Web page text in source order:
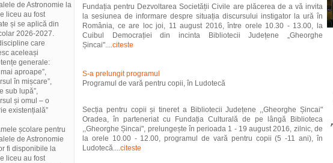
de Astronomie la
liceu au fost
și se aplică din
2026-2027.
care
aceleași
generale:
aproape”,
în mișcare”,
sub lupă”,
și omul – o
existențială”
școlare pentru
de Astronomie
fi disponibile la
liceu au fost
Fundația pentru Dezvoltarea Societății Civile are plăcerea de a vă invita
la sesiunea de informare despre situația discursului instigator la ură în
România, ce are loc joi, 11 august 2016, între orele 10.30 - 13.00, la
Cuibul Democrației din incinta Bibliotecii Județene „Gheorghe
Șincai"....citeste
S-a prelungit programul
Programul de vară pentru copii, în Ludotecă
Secția pentru copii și tineret a Bibliotecii Județene ,,Gheorghe Șincai"
Oradea, în parteneriat cu Fundația Culturală de pe lângă Biblioteca
,,Gheorghe Șincai", prelungește în perioada 1 - 19 august 2016, zilnic, de
la orele 10.00 - 12.00, programul de vară pentru copii (5 -11 ani), în
Ludotecă....citeste